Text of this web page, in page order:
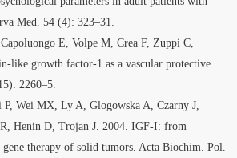
Med. 54 (4): 323–31.
E, Volpe M, Crea F, Zuppi C,
like growth factor-1 as a vascular protective
2260–5.
Wei MX, Ly A, Glogowska A, Czarny J,
Henin D, Trojan J. 2004. IGF-I: from
therapy of solid tumors. Acta Biochim. Pol.